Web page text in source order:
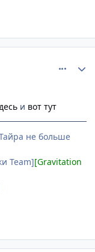
и вот тут
не больше
Team][Gravitation